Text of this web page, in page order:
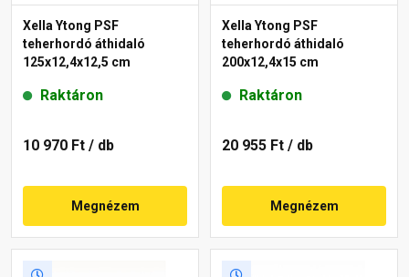
Xella Ytong PSF
teherhordó áthidaló
125x12,4x12,5 cm
Raktáron
10 970 Ft / db
Megnézem
Xella Ytong PSF
teherhordó áthidaló
200x12,4x15 cm
Raktáron
20 955 Ft / db
Megnézem